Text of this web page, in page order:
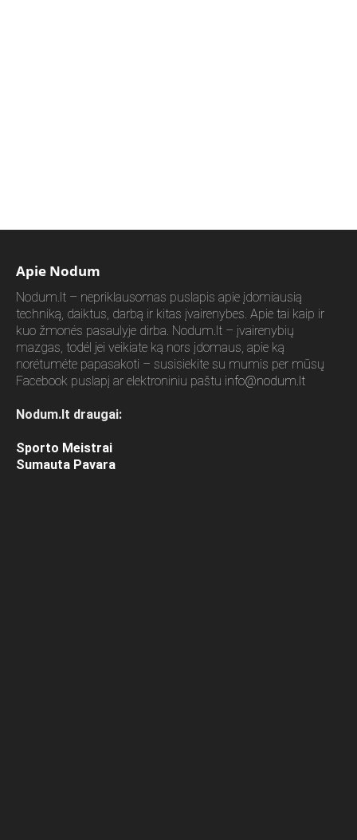
Apie Nodum
Nodum.lt – nepriklausomas puslapis apie įdomiausią
techniką, daiktus, darbą ir kitas įvairenybes. Apie tai kaip ir
kuo žmonės pasaulyje dirba. Nodum.lt – įvairenybių
mazgas, todėl jei veikiate ką nors įdomaus, apie ką
norėtumėte papasakoti – susisiekite su mumis per mūsų
Facebook puslapį ar elektroniniu paštu info@nodum.lt
Nodum.lt draugai:
Sporto Meistrai
Sumauta Pavara